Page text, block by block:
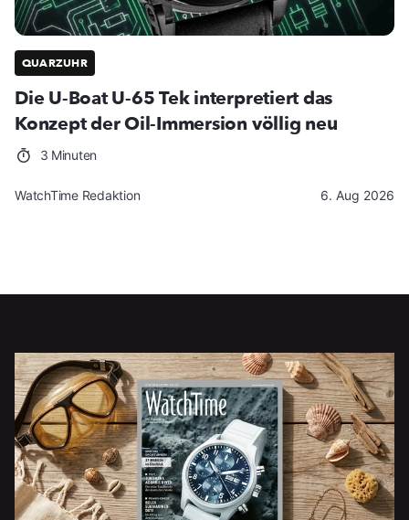
QUARZUHR
Die U-Boat U-65 Tek interpretiert das
Konzept der Oil-Immersion völlig neu
3 Minuten
WatchTime Redaktion 6. Aug 2026